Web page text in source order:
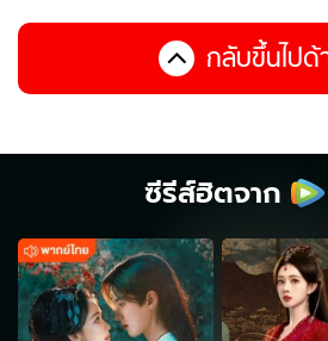
กลับขึ้นไปด้
ซีรีส์ฮิตจาก